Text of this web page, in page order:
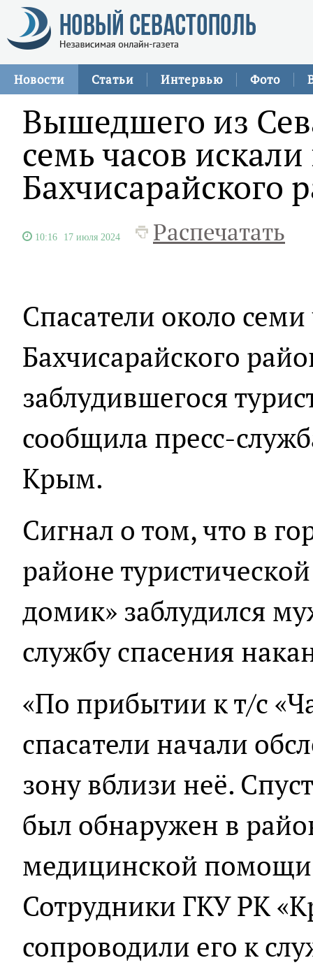
Новости Статьи Интервью Фото
Вышедшего из
семь часов искали
Бахчисарайского
10:16 17 июля 2024 Распечатать
Спасатели около семи
Бахчисарайского
заблудившегося
сообщила пресс-
Крым.
Сигнал о том, что в
районе
домик» заблудился
службу спасения
«По прибытии к т/с
спасатели начали
зону вблизи неё.
был обнаружен в
медицинской помощи
Сотрудники ГКУ РК
сопроводили его к